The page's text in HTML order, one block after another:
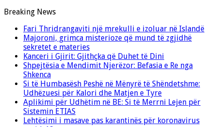
Breaking News
Fari Thridrangaviti një mrekulli e izoluar në Islandë
Majoroni, grimca misterioze që mund të zgjidhë
sekretet e materies
Kanceri i Gjirit: Gjithçka që Duhet të Dini
Shpejtësia e Mendimit Njerëzor: Befasia e Re nga
Shkenca
Si të Humbasësh Peshë në Mënyrë të Shëndetshme:
Udhëzuesi për Kalori dhe Matjen e Tyre
Aplikimi për Udhëtim në BE: Si të Merrni Lejen për
Sistemin ETIAS
Lehtësimi i masave pas karantinës për koronavirus